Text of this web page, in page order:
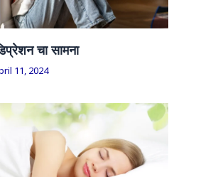
चा सामना
11, 2024